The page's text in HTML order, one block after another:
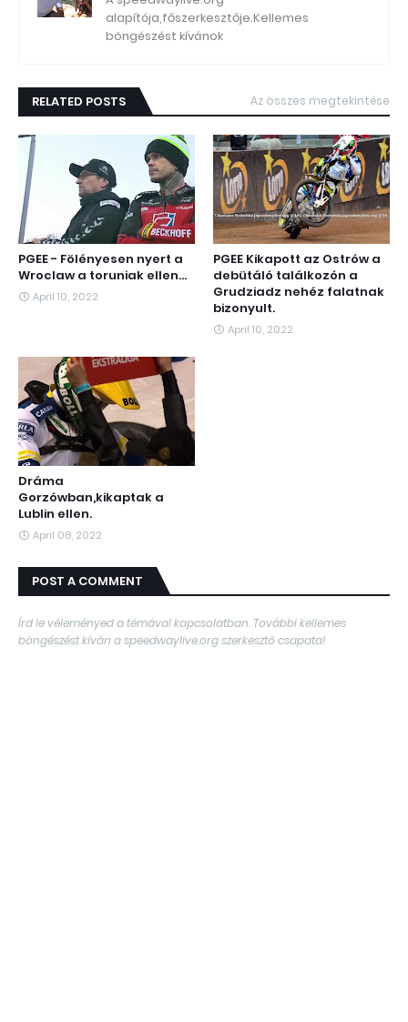
alapítója,főszerkesztője.Kellemes
böngészést kívánok
RELATED POSTS Az összes megtekintése
PGEE - Fölényesen nyert a
Wroclaw a toruniak ellen...
April 10, 2022
PGEE Kikapott az Ostrów a
debütáló találkozón a
Grudziadz nehéz falatnak
bizonyult.
April 10, 2022
Dráma
Gorzówban,kikaptak a
Lublin ellen.
April 08, 2022
POST A COMMENT
Írd le véleményed a témával kapcsolatban. További kellemes
böngészést kíván a speedwaylive.org szerkesztő csapata!